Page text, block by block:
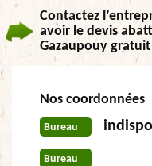
Contactez
avoir le devis
Gazaupouy
Nos coordonnées
Bureau
Bureau